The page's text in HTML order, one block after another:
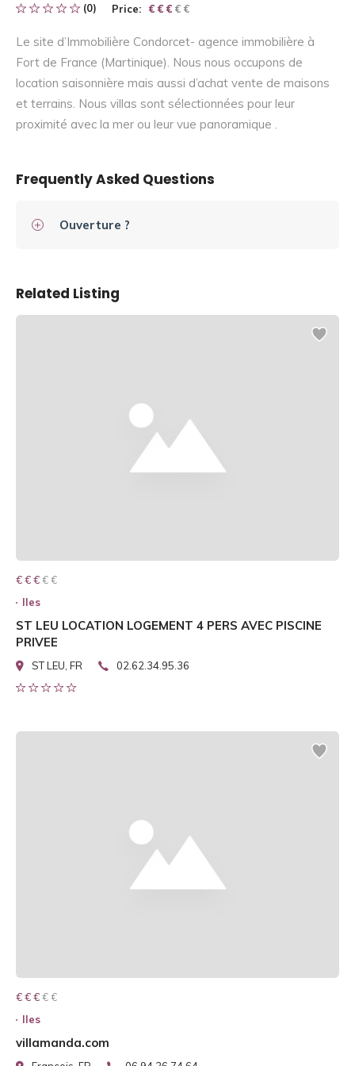
(0) Price: € € € € €
€ € €
Le site d’Immobilière Condorcet- agence immobilière à
Fort de France (Martinique). Nous nous occupons de
location saisonnière mais aussi d’achat vente de maisons
et terrains. Nous villas sont sélectionnées pour leur
proximité avec la mer ou leur vue panoramique .
Frequently Asked Questions
Ouverture ?
Related Listing
€ € € € €
€ € €
Iles
ST LEU LOCATION LOGEMENT 4 PERS AVEC PISCINE
PRIVEE
ST LEU, FR 02.62.34.95.36
€ € € € €
€ € €
Iles
villamanda.com